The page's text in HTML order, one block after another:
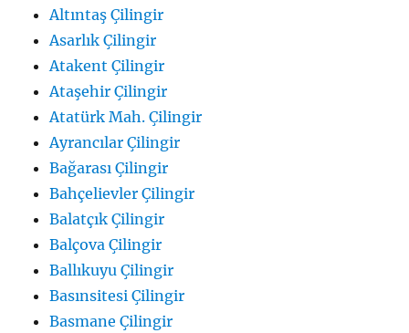
Altıntaş Çilingir
Asarlık Çilingir
Atakent Çilingir
Ataşehir Çilingir
Atatürk Mah. Çilingir
Ayrancılar Çilingir
Bağarası Çilingir
Bahçelievler Çilingir
Balatçık Çilingir
Balçova Çilingir
Ballıkuyu Çilingir
Basınsitesi Çilingir
Basmane Çilingir